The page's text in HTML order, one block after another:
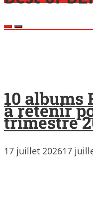
10 albums
à retenir
trimestre
17 juillet 202617